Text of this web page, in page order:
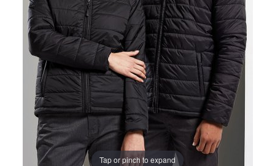
Tap or pinch to expand